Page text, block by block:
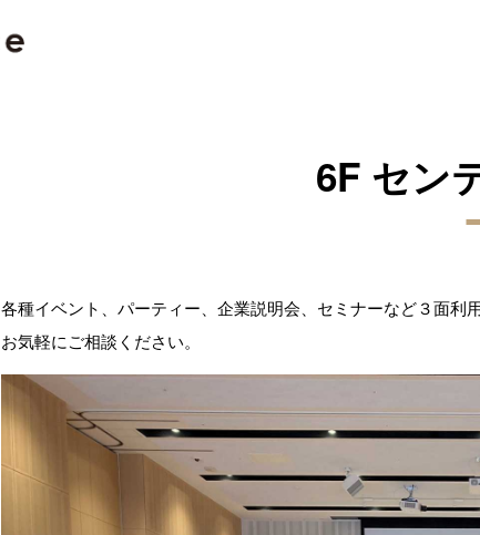
6F セン
各種イベント、パーティー、企業説明会、セミナーなど３面利
お気軽にご相談ください。